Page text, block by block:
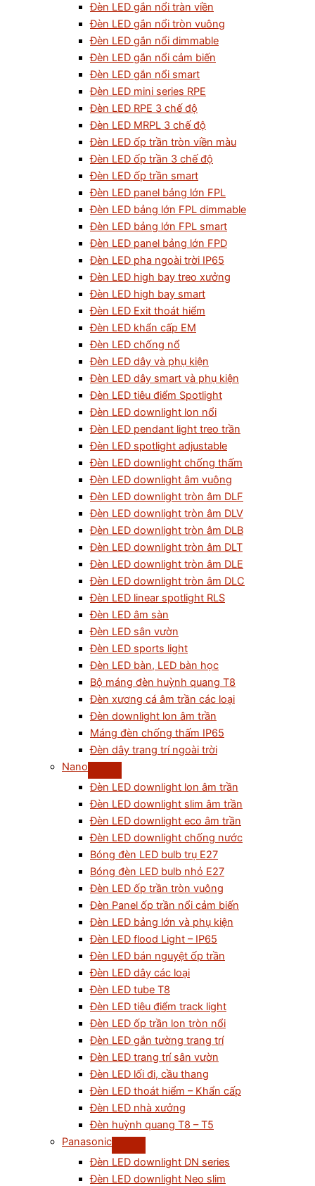
Đèn LED gắn nổi tràn viền
Đèn LED gắn nổi tròn vuông
Đèn LED gắn nổi dimmable
Đèn LED gắn nổi cảm biến
Đèn LED gắn nổi smart
Đèn LED mini series RPE
Đèn LED RPE 3 chế độ
Đèn LED MRPL 3 chế độ
Đèn LED ốp trần tròn viền màu
Đèn LED ốp trần 3 chế độ
Đèn LED ốp trần smart
Đèn LED panel bảng lớn FPL
Đèn LED bảng lớn FPL dimmable
Đèn LED bảng lớn FPL smart
Đèn LED panel bảng lớn FPD
Đèn LED pha ngoài trời IP65
Đèn LED high bay treo xưởng
Đèn LED high bay smart
Đèn LED Exit thoát hiểm
Đèn LED khẩn cấp EM
Đèn LED chống nổ
Đèn LED dây và phụ kiện
Đèn LED dây smart và phụ kiện
Đèn LED tiêu điểm Spotlight
Đèn LED downlight lon nổi
Đèn LED pendant light treo trần
Đèn LED spotlight adjustable
Đèn LED downlight chống thấm
Đèn LED downlight âm vuông
Đèn LED downlight tròn âm DLF
Đèn LED downlight tròn âm DLV
Đèn LED downlight tròn âm DLB
Đèn LED downlight tròn âm DLT
Đèn LED downlight tròn âm DLE
Đèn LED downlight tròn âm DLC
Đèn LED linear spotlight RLS
Đèn LED âm sàn
Đèn LED sân vườn
Đèn LED sports light
Đèn LED bàn, LED bàn học
Bộ máng đèn huỳnh quang T8
Đèn xương cá âm trần các loại
Đèn downlight lon âm trần
Máng đèn chống thấm IP65
Đèn dây trang trí ngoài trời
Nano
Đèn LED downlight lon âm trần
Đèn LED downlight slim âm trần
Đèn LED downlight eco âm trần
Đèn LED downlight chống nước
Bóng đèn LED bulb trụ E27
Bóng đèn LED bulb nhỏ E27
Đèn LED ốp trần tròn vuông
Đèn Panel ốp trần nổi cảm biến
Đèn LED bảng lớn và phụ kiện
Đèn LED flood Light – IP65
Đèn LED bán nguyệt ốp trần
Đèn LED dây các loại
Đèn LED tube T8
Đèn LED tiêu điểm track light
Đèn LED ốp trần lon tròn nổi
Đèn LED gắn tường trang trí
Đèn LED trang trí sân vườn
Đèn LED lối đi, cầu thang
Đèn LED thoát hiểm – Khẩn cấp
Đèn LED nhà xưởng
Đèn huỳnh quang T8 – T5
Panasonic
Đèn LED downlight DN series
Đèn LED downlight Neo slim